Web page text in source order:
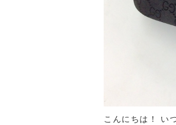
こんにちは！ い